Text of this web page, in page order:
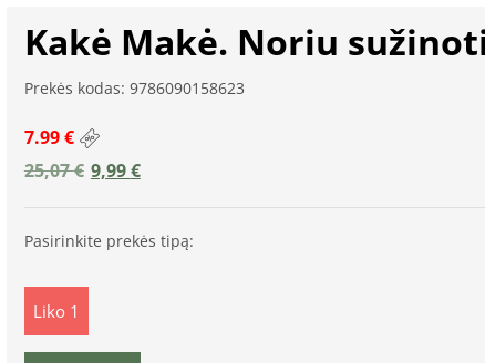
Kakė Makė. Noriu
Prekės kodas: 9786090158623
7.99 €
25,07€ 9,99€
Pasirinkite prekės tipą:
Liko 1